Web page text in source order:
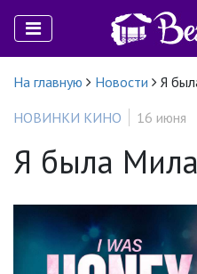
На главную Новости
Я
НОВИНКИ КИНО
16 июня
Я была